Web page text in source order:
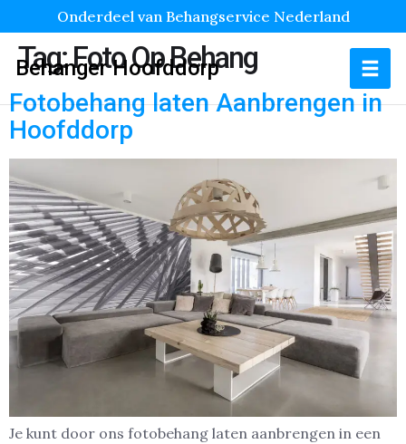
Onderdeel van Behangservice Nederland
Behanger Hoofddorp
Tag:Foto Op Behang
Fotobehang laten Aanbrengen in
Hoofddorp
Je kunt door ons fotobehang laten aanbrengen in een